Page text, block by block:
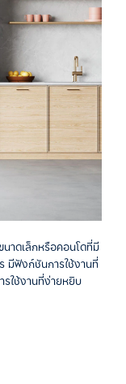
นาดเล็กหรือคอนโดที่มี
ฟังก์ชันการใช้งานที่
ใช้งานที่ง่ายหยิบ